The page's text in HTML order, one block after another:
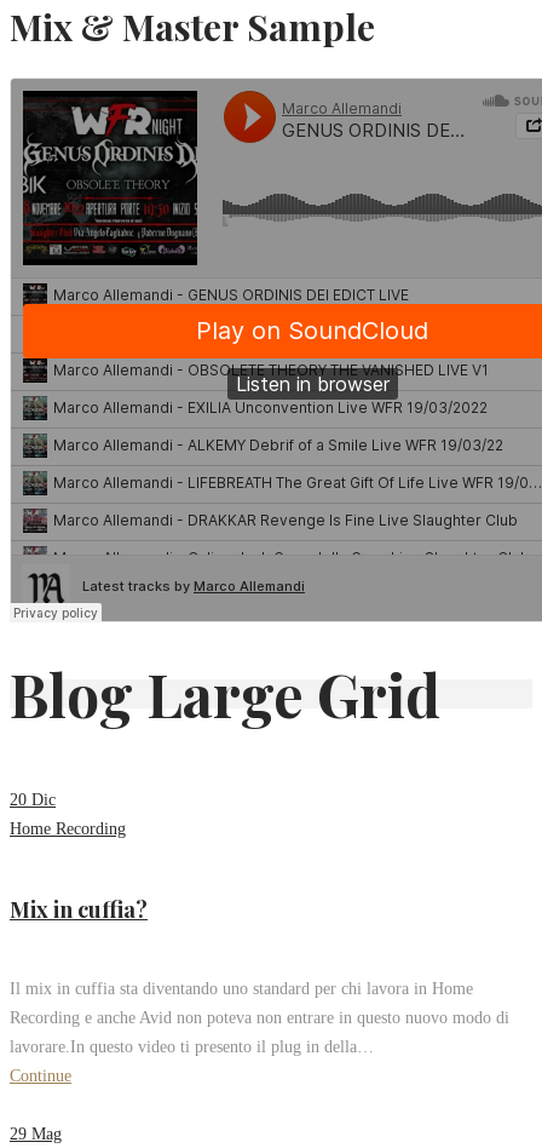
Mix & Master Sample
Blog Large Grid
20 Dic
Home Recording
Mix in cuffia?
Il mix in cuffia sta diventando uno standard per chi lavora in Home
Recording e anche Avid non poteva non entrare in questo nuovo modo di
lavorare.In questo video ti presento il plug in della…
Continue
29 Mag